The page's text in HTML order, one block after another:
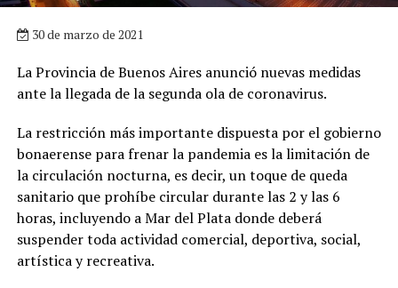
30 de marzo de 2021
La Provincia de Buenos Aires anunció nuevas medidas
ante la llegada de la segunda ola de coronavirus.
La restricción más importante dispuesta por el gobierno
bonaerense para frenar la pandemia es la limitación de
la circulación nocturna, es decir, un toque de queda
sanitario que prohíbe circular durante las 2 y las 6
horas, incluyendo a Mar del Plata donde deberá
suspender toda actividad comercial, deportiva, social,
artística y recreativa.